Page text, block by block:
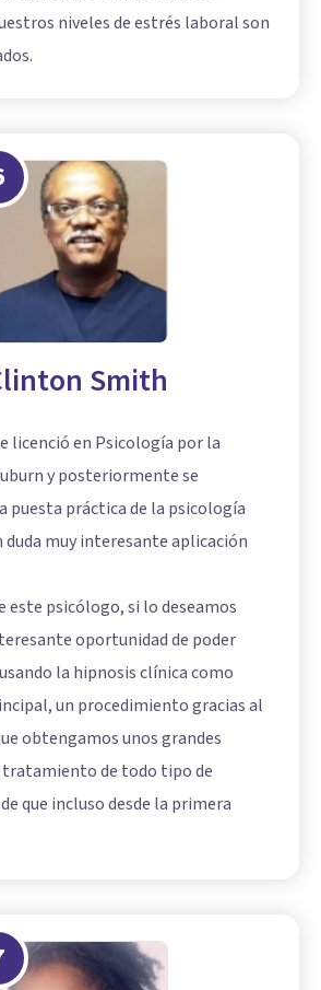
niveles de estrés laboral son
Smith
licenció en Psicología por la
y posteriormente se
puesta práctica de la psicología
duda muy interesante aplicación
este psicólogo, si lo deseamos
oportunidad de poder
la hipnosis clínica como
un procedimiento gracias al
obtengamos unos grandes
tratamiento de todo tipo de
que incluso desde la primera